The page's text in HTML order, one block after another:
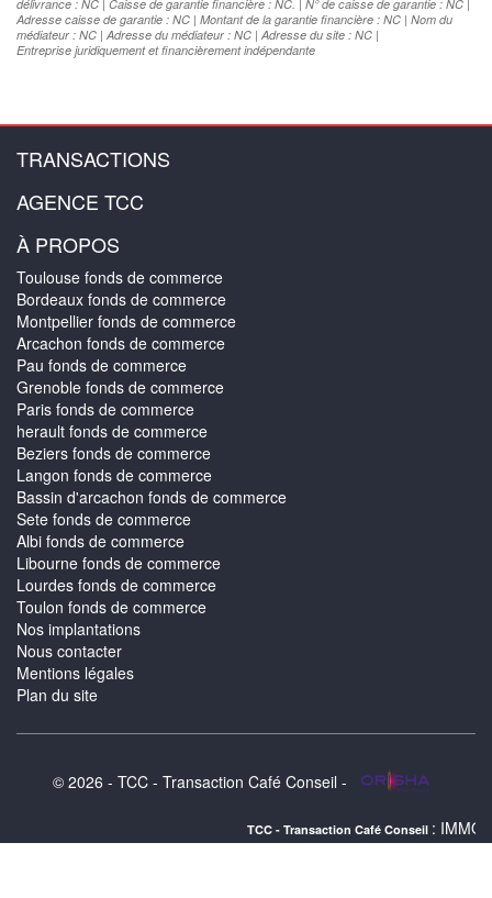
délivrance : NC | Caisse de garantie financière : NC. | N° de caisse de garantie : NC |
Adresse caisse de garantie : NC | Montant de la garantie financière : NC | Nom du
médiateur : NC | Adresse du médiateur : NC | Adresse du site : NC |
Entreprise juridiquement et financièrement indépendante
TRANSACTIONS
AGENCE TCC
À PROPOS
Toulouse fonds de commerce
Bordeaux fonds de commerce
Montpellier fonds de commerce
Arcachon fonds de commerce
Pau fonds de commerce
Grenoble fonds de commerce
Paris fonds de commerce
herault fonds de commerce
Beziers fonds de commerce
Langon fonds de commerce
Bassin d'arcachon fonds de commerce
Sete fonds de commerce
Albi fonds de commerce
Libourne fonds de commerce
Lourdes fonds de commerce
Toulon fonds de commerce
Nos implantations
Nous contacter
Mentions légales
Plan du site
© 2026 - TCC - Transaction Café Conseil -
TCC - Transaction Café Conseil : IMMOBILIER LE